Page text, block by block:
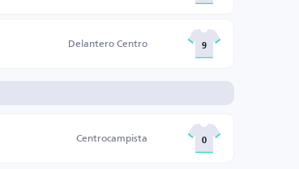
Delantero Centro 9
Centrocampista 0